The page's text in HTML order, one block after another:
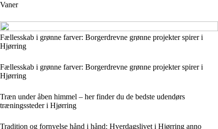
Vaner
Fællesskab i grønne farver: Borgerdrevne grønne projekter spirer i
Hjørring
Fællesskab i grønne farver: Borgerdrevne grønne projekter spirer i
Hjørring
Træn under åben himmel – her finder du de bedste udendørs
træningssteder i Hjørring
Tradition og fornyelse hånd i hånd: Hverdagslivet i Hjørring anno